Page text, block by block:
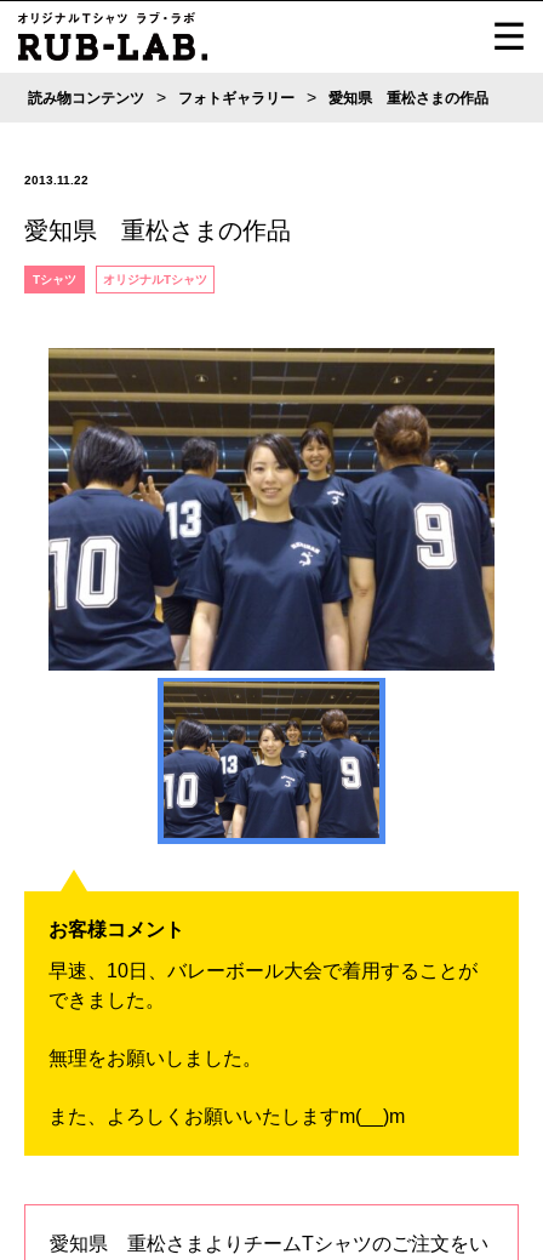
読み物コンテンツ > フォトギャラリー > 愛知県 重松さまの作品
2013.11.22
愛知県 重松さまの作品
Tシャツ オリジナルTシャツ
お客様コメント
早速、10日、バレーボール大会で着用することが
できました。
無理をお願いしました。
また、よろしくお願いいたしますm(__)m
愛知県 重松さまよりチームTシャツのご注文をい